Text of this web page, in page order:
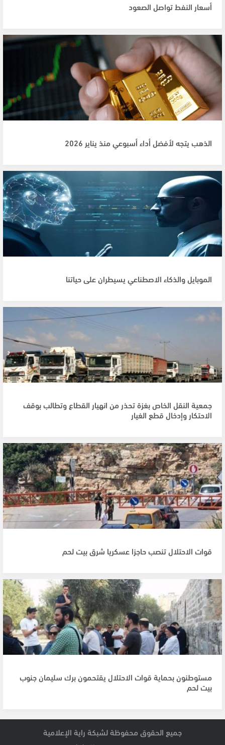
أسعار النفط تواصل الصعود
الذهب يتجه لأفضل أداء أسبوعي منذ يناير 2026
الموبايل والذكاء الاصطناعي يسيطران على حياتنا
جمعية النقل الخاص بغزة تحذر من انهيار القطاع وتطالب بوقف
الاحتكار وإدخال قطع الغيار
قوات الاحتلال تنصب حاجزا عسكريا شرق بيت لحم
مستوطنون بحماية قوات الاحتلال يقتحمون برك سليمان جنوب
بيت لحم
جميع الحقوق محفوظة لشبكة راية الإعلامية